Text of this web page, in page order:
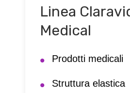
Linea
Medical
Prodotti medicali
Struttura elastica